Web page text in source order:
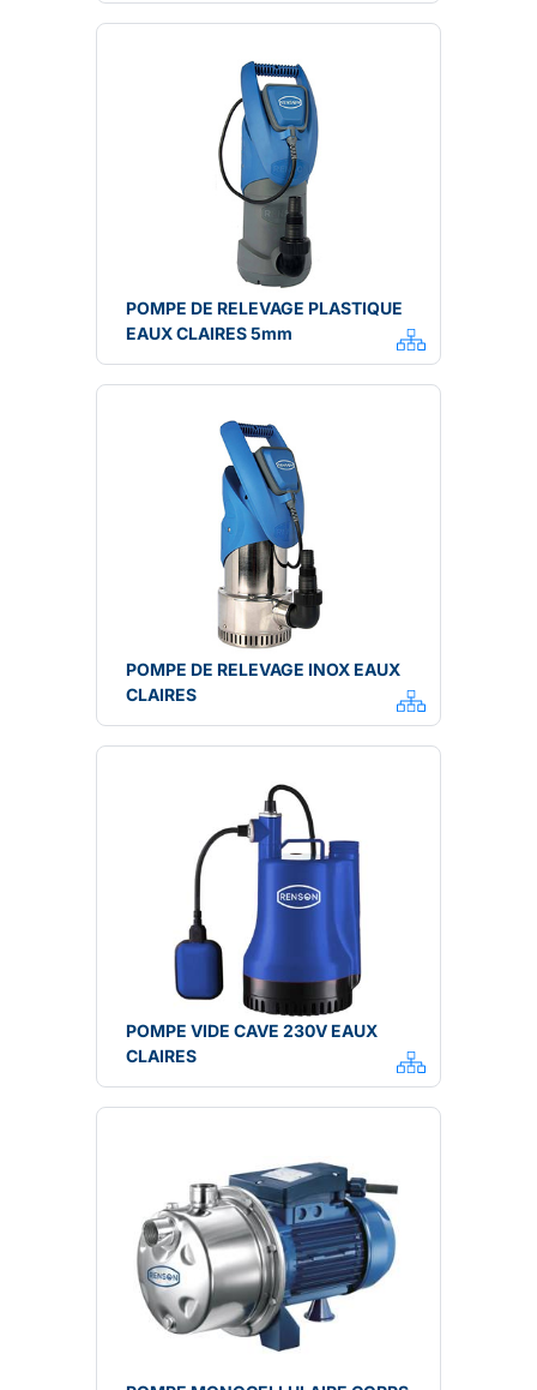
POMPE DE RELEVAGE PLASTIQUE
EAUX CLAIRES 5mm
POMPE DE RELEVAGE INOX EAUX
CLAIRES
POMPE VIDE CAVE 230V EAUX
CLAIRES